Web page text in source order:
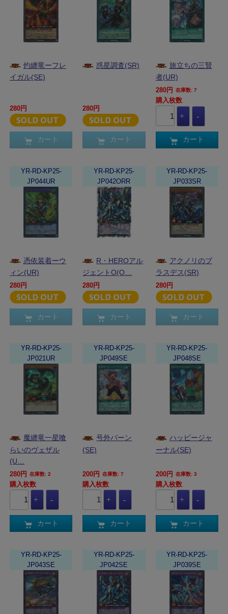
灼纏竜ーフレ
イガル(SE)
280円
カート
惑星調査(SR)
280円
カート
旅立ちの三賢
者(UR)
280円 在庫数: 7
購入枚数
カート
YR-RD-KP25-
JP044UR
憑依装着ーウ
ィン(UR)
280円
カート
YR-RD-KP25-
JP042ORR
R・HEROアル
ジェントO(O…
280円
カート
YR-RD-KP25-
JP033SR
アクノリのブ
ラスデス(SR)
280円
カート
YR-RD-KP25-
JP021UR
魔纏竜一星喰
らいのヴェザル
(U…
280円 在庫数: 2
購入枚数
カート
YR-RD-KP25-
JP049SE
号外バーン
(SE)
200円 在庫数: 7
購入枚数
カート
YR-RD-KP25-
JP048SE
ハッピージャ
ーナル(SE)
200円 在庫数: 3
購入枚数
カート
YR-RD-KP25-
JP043SE
YR-RD-KP25-
JP042SE
YR-RD-KP25-
JP039SE